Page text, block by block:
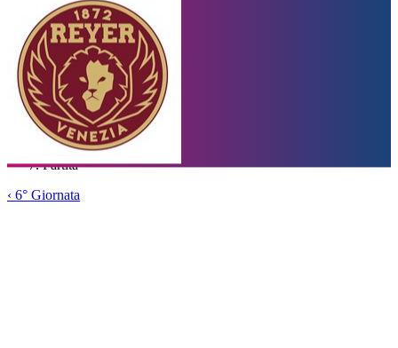
CalendarioRisultati e Classifica
MiglioriTabelloneFormula
Home
Serie A1
/
6° Giornata
Partita
‹ 6° Giornata